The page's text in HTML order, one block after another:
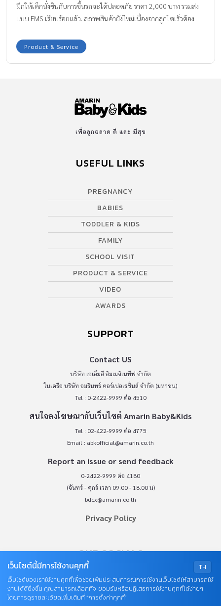
ฝึกให้เด็กนั่งชินกับการขึ้นรถจะได้ปลอดภัย ราคา 2,000 บาท รวมส่ง
แบบ EMS เรียบร้อยแล้ว. สภาพสินค้ายังใหม่เนื่องจากลูกโตเร็วต้อง
📞081-9976194
Product & Service
เพื่อลูกฉลาด ดี และ มีสุข
USEFUL LINKS
PREGNANCY
BABIES
TODDLER & KIDS
FAMILY
SCHOOL VISIT
PRODUCT & SERVICE
VIDEO
AWARDS
SUPPORT
Contact US
บริษัท เอเอ็มอี อิมเมจิเนทีฟ จำกัด
ในเครือ บริษัท อมรินทร์ คอร์เปอเรชั่นส์ จำกัด (มหาชน)
Tel : 0-2422-9999 ต่อ 4510
สนใจลงโฆษณากับเว็บไซต์ Amarin Baby&Kids
Tel : 02-422-9999 ต่อ 4775
Email : abkofficial@amarin.co.th
Report an issue or send feedback
0-2422-9999 ต่อ 4180
(จันทร์ - ศุกร์ เวลา 09.00 - 18.00 น)
bdcx@amarin.co.th
Privacy Policy
OUR SOCIALS
TH
เว็บไซต์นี้มีการใช้งานคุกกี้
เว็บไซต์ของเราใช้งานคุกกี้เพื่อช่วยเพิ่มประสบการณ์การใช้งานเว็บไซต์ให้สามารถใช้
งานได้ดียิ่งขึ้น คุณสามารถเลือกที่จะยอมรับหรือปฏิเสธการใช้งานคุกกี้ได้ง่ายๆ
โดยการดูรายละเอียดเพิ่มเติมที่ “การตั้งค่าคุกกี้”